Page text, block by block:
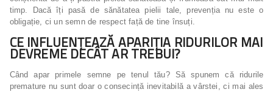
timp. Dacă îți pasă de sănătatea pielii tale, prevenția nu este o
obligație, ci un semn de respect față de tine însuți.
CE INFLUENȚEAZĂ APARIȚIA RIDURILOR MAI
DEVREME DECÂT AR TREBUI?
Când apar primele semne pe tenul tău? Să spunem că ridurile
premature nu sunt doar o consecință inevitabilă a vârstei, ci mai ales